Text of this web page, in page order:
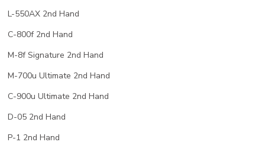
L-550AX 2nd Hand
C-800f 2nd Hand
M-8f Signature 2nd Hand
M-700u Ultimate 2nd Hand
C-900u Ultimate 2nd Hand
D-05 2nd Hand
P-1 2nd Hand